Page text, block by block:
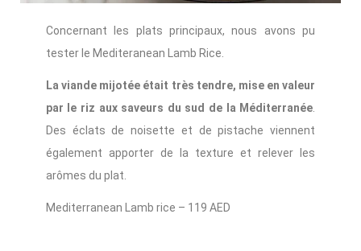
Concernant les plats principaux, nous avons pu
tester le Mediteranean Lamb Rice.
La viande mijotée était très tendre, mise en valeur
par le riz aux saveurs du sud de la Méditerranée.
Des éclats de noisette et de pistache viennent
également apporter de la texture et relever les
arômes du plat.
Mediterranean Lamb rice – 119 AED